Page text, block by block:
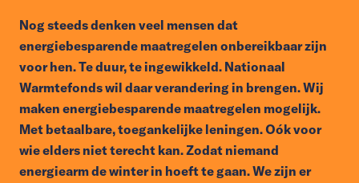
Nog steeds denken veel mensen dat
energiebesparende maatregelen onbereikbaar zijn
voor hen. Te duur, te ingewikkeld. Nationaal
Warmtefonds wil daar verandering in brengen. Wij
maken energiebesparende maatregelen mogelijk.
Met betaalbare, toegankelijke leningen. Oók voor
wie elders niet terecht kan. Zodat niemand
energiearm de winter in hoeft te gaan. We zijn er